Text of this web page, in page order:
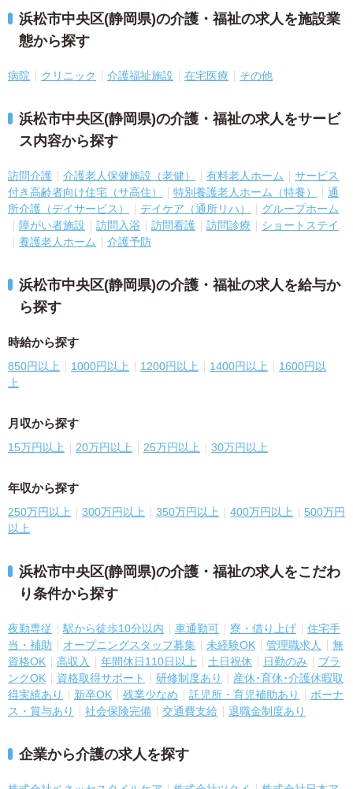
浜松市中央区(静岡県)の介護・福祉の求人を施設業
態から探す
病院 クリニック 介護福祉施設 在宅医療 その他
浜松市中央区(静岡県)の介護・福祉の求人をサービ
ス内容から探す
訪問介護 介護老人保健施設（老健） 有料老人ホーム
サービス
付き高齢者向け住宅（サ高住）
特別養護老人ホーム（特養）
通
所介護（デイサービス）
デイケア（通所リハ）
グループホーム
障がい者施設
訪問入浴 訪問看護 訪問診療
ショートステイ
養護老人ホーム
介護予防
浜松市中央区(静岡県)の介護・福祉の求人を給与か
ら探す
時給から探す
850円以上 1000円以上 1200円以上 1400円以上
1600円以
上
月収から探す
15万円以上 20万円以上 25万円以上 30万円以上
年収から探す
250万円以上 300万円以上 350万円以上 400万円以上
500万円
以上
浜松市中央区(静岡県)の介護・福祉の求人をこだわ
り条件から探す
夜勤専従 駅から徒歩10分以内 車通勤可 寮・借り上げ
住宅手
当・補助
オープニングスタッフ募集 未経験OK 管理職求人
無
資格OK
高収入 年間休日110日以上 土日祝休 日勤のみ
ブラ
ンクOK
資格取得サポート 研修制度あり
産休･育休･介護休暇取
得実績あり
新卒OK 残業少なめ 託児所・育児補助あり
ボーナ
ス・賞与あり
社会保険完備 交通費支給 退職金制度あり
企業から介護の求人を探す